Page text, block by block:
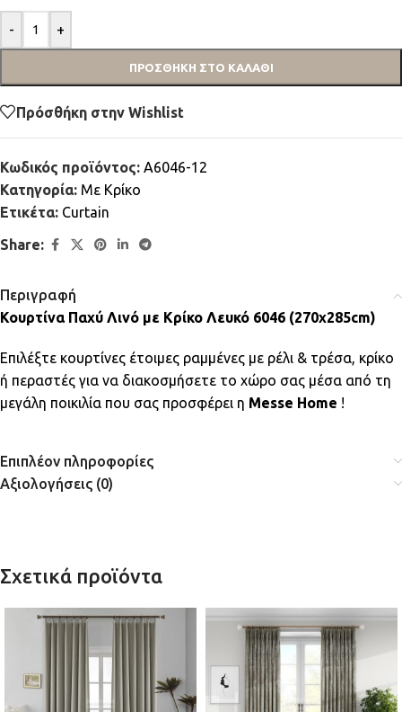
- +
ΠΡΟΣΘΉΚΗ ΣΤΟ ΚΑΛΆΘΙ
Πρόσθήκη στην Wishlist
Κωδικός προϊόντος: A6046-12
Κατηγορία: Mε Κρίκο
Ετικέτα: Curtain
Share:
Περιγραφή
Κουρτίνα Παχύ Λινό με Κρίκο Λευκό 6046 (270x285cm)
Επιλέξτε κουρτίνες έτοιμες ραμμένες με ρέλι & τρέσα, κρίκο
ή περαστές για να διακοσμήσετε το χώρο σας μέσα από τη
μεγάλη ποικιλία που σας προσφέρει η Messe Home !
Επιπλέον πληροφορίες
Αξιολογήσεις (0)
Σχετικά προϊόντα